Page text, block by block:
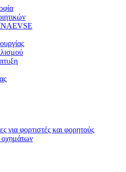
για φορτιστές και φορητούς
οχημάτων